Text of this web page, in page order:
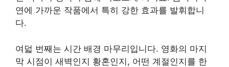
연에 가까운 작품에서 특히 강한 효과를 발휘합니
다.
여덟 번째는 시간 배경 마무리입니다. 영화의 마지
막 시점이 새벽인지 황혼인지, 어떤 계절인지를 한